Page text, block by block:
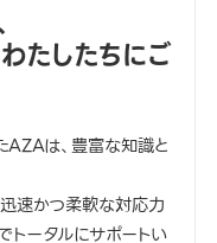
たしたちにご
AZAは、豊富な知識と
速かつ柔軟な対応力
トータルにサポートい